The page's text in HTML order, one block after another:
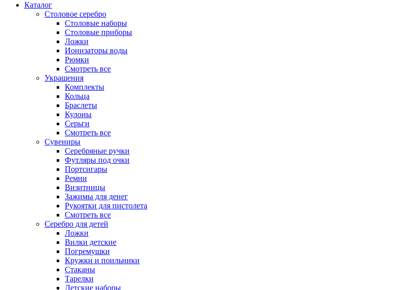
Каталог
Столовое серебро
Столовые наборы
Столовые приборы
Ложки
Ионизаторы воды
Рюмки
Смотреть все
Украшения
Комплекты
Кольца
Браслеты
Кулоны
Серьги
Смотреть все
Сувениры
Серебряные ручки
Футляры под очки
Портсигары
Ремни
Визитницы
Зажимы для денег
Рукоятки для пистолета
Смотреть все
Серебро для детей
Ложки
Вилки детские
Погремушки
Кружки и поильники
Стаканы
Тарелки
Детские наборы